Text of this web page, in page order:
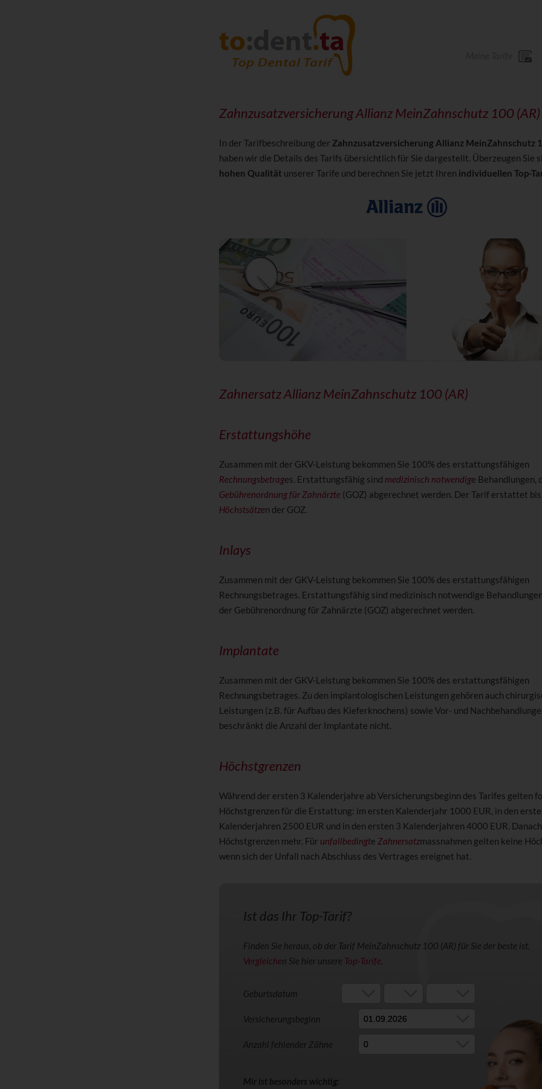
Zahnzusatzversicherung Allianz MeinZahnschutz 100 (AR)
In der Tarifbeschreibung der Zahnzusatzversicherung Allianz MeinZahnschutz
haben wir die Details des Tarifs übersichtlich für Sie dargestellt. Überzeugen Sie
hohen Qualität unserer Tarife und berechnen Sie jetzt Ihren individuellen Top-
Zahnersatz Allianz MeinZahnschutz 100 (AR)
Erstattungshöhe
Zusammen mit der GKV-Leistung bekommen Sie 100% des erstattungsfähigen
Rechnungsbetrages. Erstattungsfähig sind medizinisch notwendige Behandlungen,
Gebührenordnung für Zahnärzte (GOZ) abgerechnet werden. Der Tarif erstattet bis
Höchstsätzen der GOZ.
Inlays
Zusammen mit der GKV-Leistung bekommen Sie 100% des erstattungsfähigen
Rechnungsbetrages. Erstattungsfähig sind medizinisch notwendige
der Gebührenordnung für Zahnärzte (GOZ) abgerechnet werden.
Implantate
Zusammen mit der GKV-Leistung bekommen Sie 100% des erstattungsfähigen
Rechnungsbetrages. Zu den implantologischen Leistungen gehören auch
Leistungen (z.B. für Aufbau des Kieferknochens) sowie Vor- und
beschränkt die Anzahl der Implantate nicht.
Höchstgrenzen
Während der ersten 3 Kalenderjahre ab Versicherungsbeginn des Tarifes gelten
Höchstgrenzen für die Erstattung: im ersten Kalenderjahr 1000 EUR, in den
Kalenderjahren 2500 EUR und in den ersten 3 Kalenderjahren 4000 EUR.
Höchstgrenzen mehr. Für unfallbedingte Zahnersatzmassnahmen gelten keine
wenn sich der Unfall nach Abschluss des Vertrages ereignet hat.
Ist das Ihr Top-Tarif?
Finden Sie heraus, ob der Tarif MeinZahnschutz 100 (AR) für Sie der beste ist.
Vergleichen Sie hier unsere Top-Tarife.
Geburtsdatum
Versicherungsbeginn
Anzahl fehlender Zähne
Mir ist besonders wichtig: